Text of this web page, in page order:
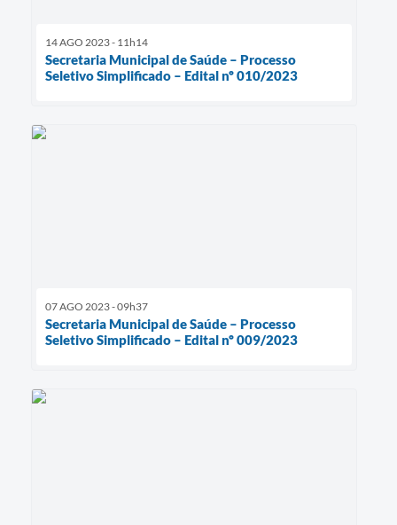
14 AGO 2023 - 11h14
Secretaria Municipal de Saúde – Processo
Seletivo Simplificado – Edital nº 010/2023
07 AGO 2023 - 09h37
Secretaria Municipal de Saúde – Processo
Seletivo Simplificado – Edital nº 009/2023